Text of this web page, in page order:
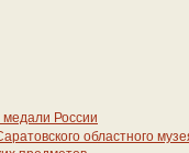
России
областного